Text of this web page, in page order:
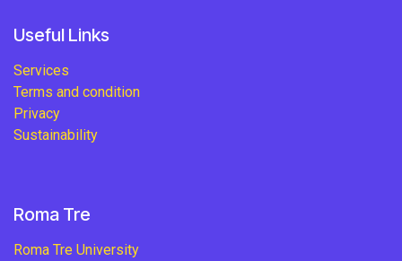
Useful Links
Services
Terms and condition
Privacy
Sustainability
Roma Tre
Roma Tre University